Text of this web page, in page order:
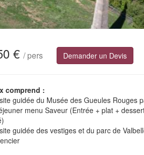
€ / pers Demander un Devis
comprend :
guidée du Musée des Gueules Rouges
menu Saveur (Entrée + plat +
guidée des vestiges et du parc de